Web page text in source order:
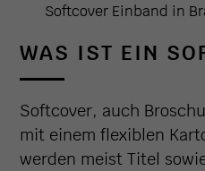
Softcover Einband in
WAS IST EIN
Softcover, auch
mit einem flexiblen
werden meist Titel